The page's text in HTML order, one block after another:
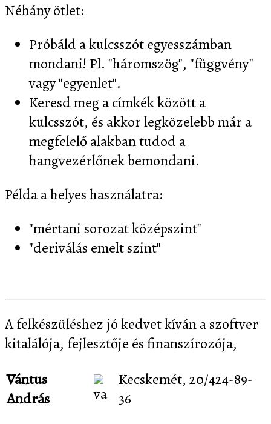
Néhány ötlet:
Próbáld a kulcsszót egyesszámban
mondani! Pl. "háromszög", "függvény"
vagy "egyenlet".
Keresd meg a címkék között a
kulcsszót, és akkor legközelebb már a
megfelelő alakban tudod a
hangvezérlőnek bemondani.
Példa a helyes használatra:
"mértani sorozat középszint"
"deriválás emelt szint"
A felkészüléshez jó kedvet kíván a szoftver
kitalálója, fejlesztője és finanszírozója,
Vántus
András
Kecskemét, 20/424-89-
36